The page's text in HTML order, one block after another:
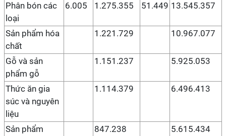
Phân bón các
loại
6.005 1.275.355 51.449 13.545.357
Sản phẩm hóa
chất
1.221.729 10.967.077
Gỗ và sản
phẩm gỗ
1.151.237 5.925.053
Thức ăn gia
súc và nguyên
liệu
1.114.379 6.496.413
Sản phẩm
847.238 5.615.434